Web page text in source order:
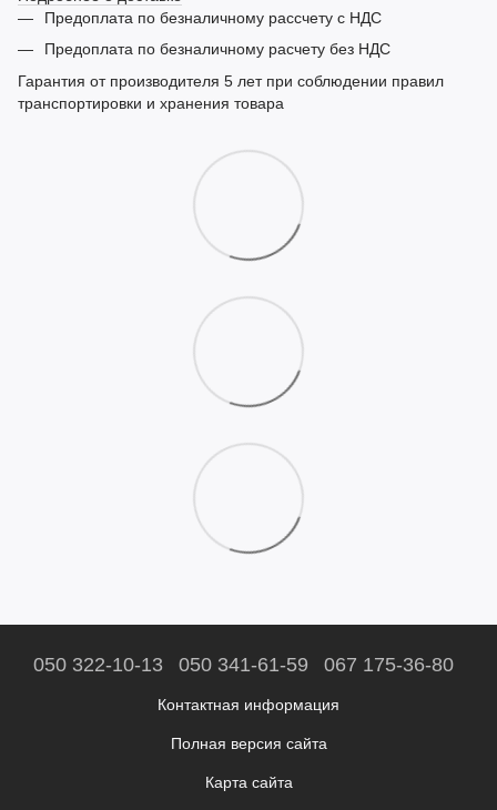
Предоплата по безналичному рассчету с НДС
Предоплата по безналичному расчету без НДС
Гарантия от производителя 5 лет при соблюдении правил
транспортировки и хранения товара
050 322-10-13 050 341-61-59 067 175-36-80
Контактная информация
Полная версия сайта
Карта сайта